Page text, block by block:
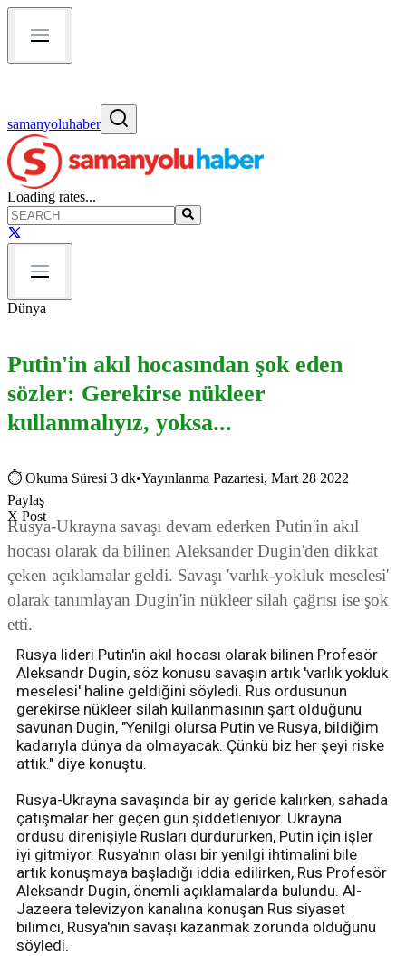
samanyoluhaber
Loading rates...
Dünya
Putin'in akıl hocasından şok eden
sözler: Gerekirse nükleer
kullanmalıyız, yoksa...
⏱ Okuma Süresi 3 dk•Yayınlanma Pazartesi, Mart 28 2022
Paylaş
X Post
Rusya-Ukrayna savaşı devam ederken Putin'in akıl
hocası olarak da bilinen Aleksander Dugin'den dikkat
çeken açıklamalar geldi. Savaşı 'varlık-yokluk meselesi'
olarak tanımlayan Dugin'in nükleer silah çağrısı ise şok
etti.
Rusya lideri Putin'in akıl hocası olarak bilinen Profesör
Aleksandr Dugin, söz konusu savaşın artık 'varlık yokluk
meselesi' haline geldiğini söyledi. Rus ordusunun
gerekirse nükleer silah kullanmasının şart olduğunu
savunan Dugin, "Yenilgi olursa Putin ve Rusya, bildiğim
kadarıyla dünya da olmayacak. Çünkü biz her şeyi riske
attık." diye konuştu.
Rusya-Ukrayna savaşında bir ay geride kalırken, sahada
çatışmalar her geçen gün şiddetleniyor. Ukrayna
ordusu direnişiyle Rusları durdururken, Putin için işler
iyi gitmiyor. Rusya'nın olası bir yenilgi ihtimalini bile
artık konuşmaya başladığı iddia edilirken, Rus Profesör
Aleksandr Dugin, önemli açıklamalarda bulundu. Al-
Jazeera televizyon kanalına konuşan Rus siyaset
bilimci, Rusya'nın savaşı kazanmak zorunda olduğunu
söyledi.